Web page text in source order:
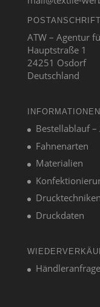
POSTANSCHRIFT
ATW – Agentur
Hauptstraße 1
24251 Osdorf
Deutschland
INFORMATIONEN
Bestellablauf
Fahnenarten
Materialien
Drucktechniken
Druckdaten
Händleranfrage